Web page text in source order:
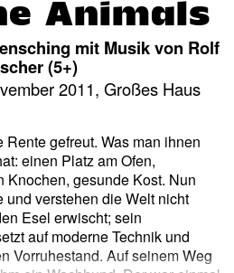
Animals
mit Musik von Rolf
(5+)
2011, Großes Haus
gefreut. Was man ihnen
einen Platz am Ofen,
Knochen, gesunde Kost. Nun
und verstehen die Welt nicht
Esel erwischt; sein
auf moderne Technik und
Vorruhestand. Auf seinem Weg